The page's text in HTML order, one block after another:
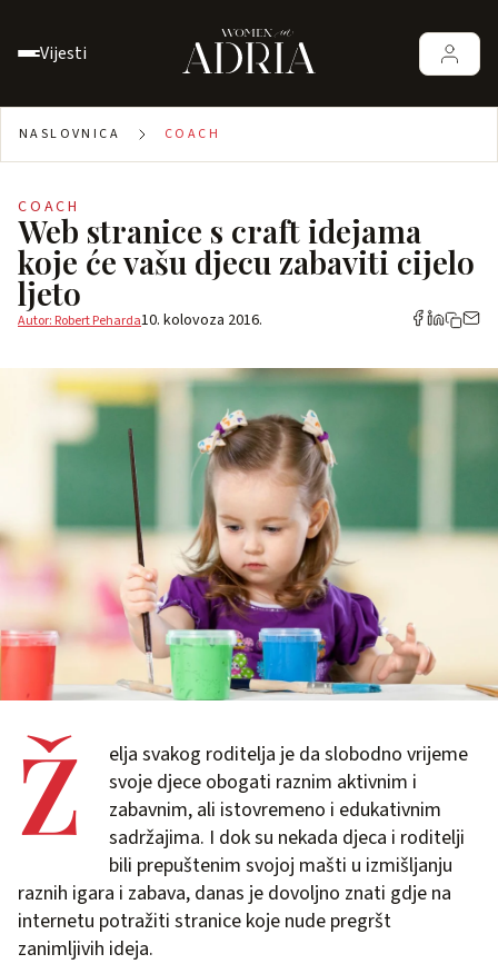
Vijesti
NASLOVNICA COACH
COACH
Web stranice s craft idejama
koje će vašu djecu zabaviti cijelo
ljeto
Autor: Robert Peharda10. kolovoza 2016.
Ž
elja svakog roditelja je da slobodno vrijeme
svoje djece obogati raznim aktivnim i
zabavnim, ali istovremeno i edukativnim
sadržajima. I dok su nekada djeca i roditelji
bili prepuštenim svojoj mašti u izmišljanju
raznih igara i zabava, danas je dovoljno znati gdje na
internetu potražiti stranice koje nude pregršt
zanimljivih ideja.